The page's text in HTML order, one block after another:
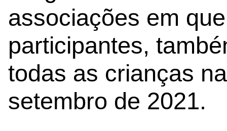
associações em
participantes,
todas as crianças
setembro de 2021.